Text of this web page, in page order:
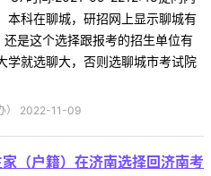
本科在聊城，研招网上显示聊城有
是这个选择跟报考的招生单位有
学就选聊大，否则选聊城市考试院
） 2022-11-09
（户籍）在济南选择回济南考